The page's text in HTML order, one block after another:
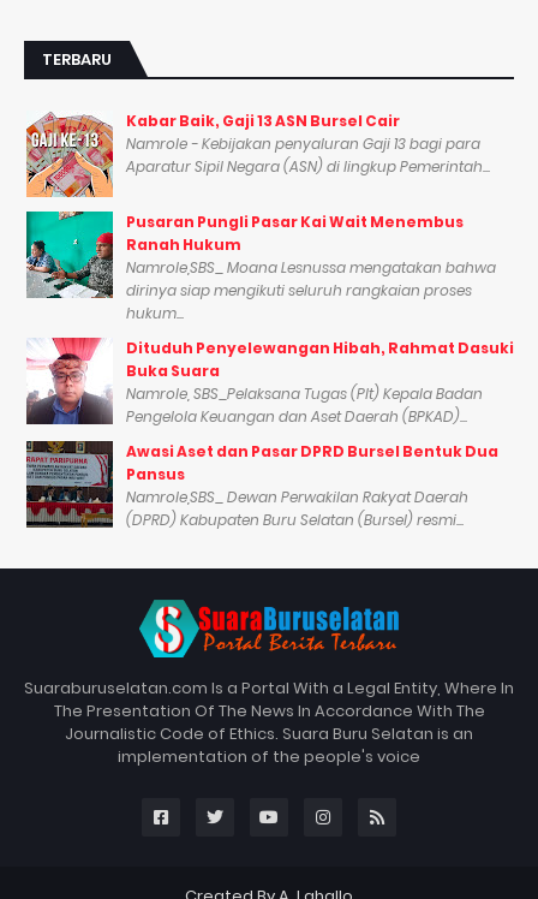
TERBARU
Kabar Baik, Gaji 13 ASN Bursel Cair
Namrole - Kebijakan penyaluran Gaji 13 bagi para
Aparatur Sipil Negara (ASN) di lingkup Pemerintah...
Pusaran Pungli Pasar Kai Wait Menembus
Ranah Hukum
Namrole,SBS_ Moana Lesnussa mengatakan bahwa
dirinya siap mengikuti seluruh rangkaian proses
hukum...
Dituduh Penyelewangan Hibah, Rahmat Dasuki
Buka Suara
Namrole, SBS_Pelaksana Tugas (Plt) Kepala Badan
Pengelola Keuangan dan Aset Daerah (BPKAD)...
Awasi Aset dan Pasar DPRD Bursel Bentuk Dua
Pansus
Namrole,SBS_ Dewan Perwakilan Rakyat Daerah
(DPRD) Kabupaten Buru Selatan (Bursel) resmi...
Suaraburuselatan.com Is a Portal With a Legal Entity, Where In
The Presentation Of The News In Accordance With The
Journalistic Code of Ethics. Suara Buru Selatan is an
implementation of the people's voice